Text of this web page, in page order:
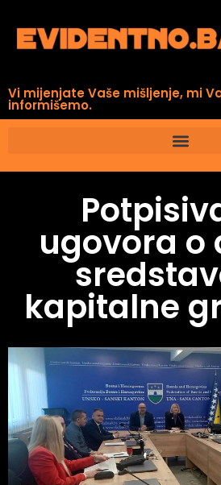
Vi mijenjate Vaše mišljenje, mi
informišemo.
ugovora o
kapitalne